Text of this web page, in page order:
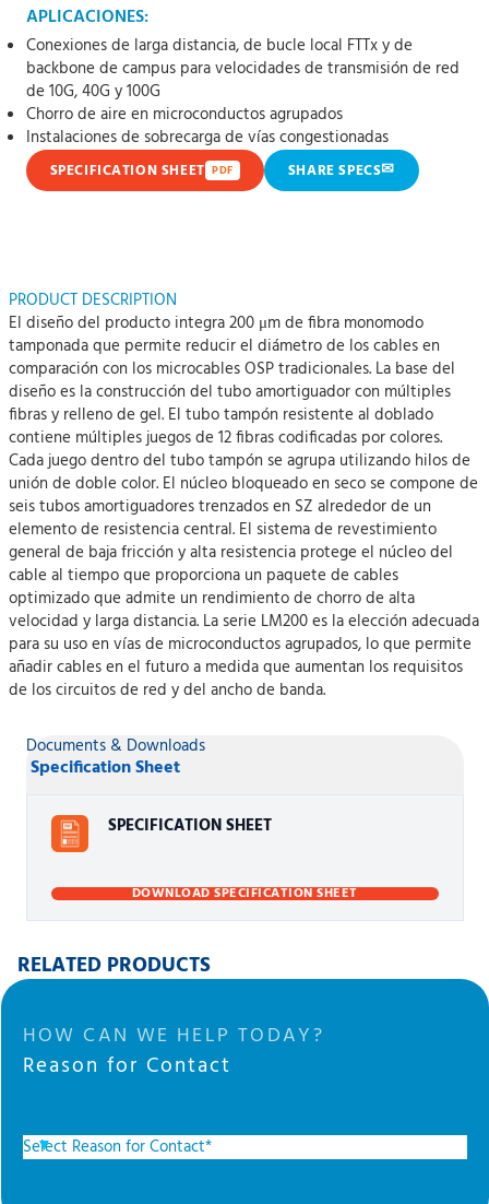
APLICACIONES:
Conexiones de larga distancia, de bucle local FTTx y de
backbone de campus para velocidades de transmisión de red
de 10G, 40G y 100G
Chorro de aire en microconductos agrupados
Instalaciones de sobrecarga de vías congestionadas
SPECIFICATION SHEET PDF SHARE SPECS✉
PRODUCT DESCRIPTION
El diseño del producto integra 200 μm de fibra monomodo
tamponada que permite reducir el diámetro de los cables en
comparación con los microcables OSP tradicionales. La base del
diseño es la construcción del tubo amortiguador con múltiples
fibras y relleno de gel. El tubo tampón resistente al doblado
contiene múltiples juegos de 12 fibras codificadas por colores.
Cada juego dentro del tubo tampón se agrupa utilizando hilos de
unión de doble color. El núcleo bloqueado en seco se compone de
seis tubos amortiguadores trenzados en SZ alrededor de un
elemento de resistencia central. El sistema de revestimiento
general de baja fricción y alta resistencia protege el núcleo del
cable al tiempo que proporciona un paquete de cables
optimizado que admite un rendimiento de chorro de alta
velocidad y larga distancia. La serie LM200 es la elección adecuada
para su uso en vías de microconductos agrupados, lo que permite
añadir cables en el futuro a medida que aumentan los requisitos
de los circuitos de red y del ancho de banda.
Documents & Downloads
Specification Sheet
SPECIFICATION SHEET
DOWNLOAD SPECIFICATION SHEET
RELATED PRODUCTS
HOW CAN WE HELP TODAY?
Reason for Contact